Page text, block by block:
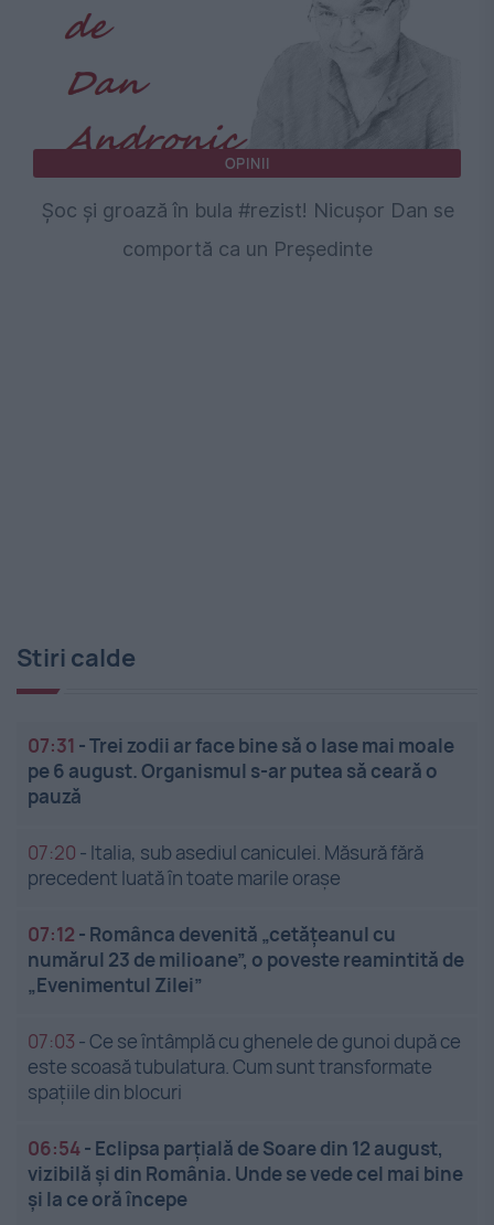
OPINII
Șoc și groază în bula #rezist! Nicușor Dan se
comportă ca un Președinte
Stiri calde
07:31 -Trei zodii ar face bine să o lase mai moale
pe 6 august. Organismul s-ar putea să ceară o
pauză
07:20 - Italia, sub asediul caniculei. Măsură fără
precedent luată în toate marile orașe
07:12 - Românca devenită „cetățeanul cu
numărul 23 de milioane”, o poveste reamintită de
„Evenimentul Zilei”
07:03 -Ce se întâmplă cu ghenele de gunoi după ce
este scoasă tubulatura. Cum sunt transformate
spațiile din blocuri
06:54- Eclipsa parțială de Soare din 12 august,
vizibilă și din România. Unde se vede cel mai bine
și la ce oră începe